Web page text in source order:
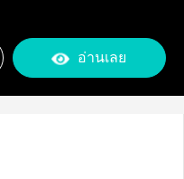
อ่านเลย